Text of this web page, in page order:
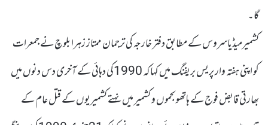
گا۔
کشمیرمیڈیاسروس کے مطابق دفتر خارجہ کی ترجمان ممتاز زہرا بلوچ نے جمعرات
کو اپنی ہفتہ وار پریس بریفنگ میں کہا کہ 1990کی دہائی کے آخری دس دنوں میں
بھارتی قابض فوج کے ہاتھوںجموں و کشمیر میں نہتے کشمیریوں کے قتل عام کے